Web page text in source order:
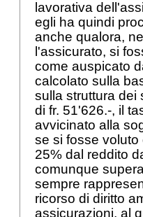
lavorativa
egli ha quindi
anche qualora,
l'assicurato, si
come auspicato
calcolato sulla
sulla struttura dei
di fr. 51'626.-, il
avvicinato alla
se si fosse
25% dal reddito
comunque
sempre
ricorso di diritto
assicurazioni, al